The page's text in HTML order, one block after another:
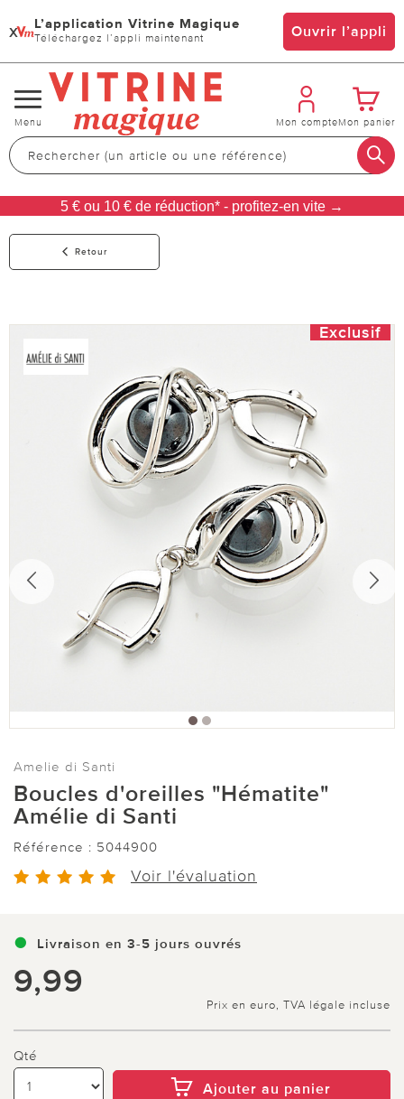
x L’application Vitrine Magique
Téléchargez l’appli maintenant Ouvrir l’appli
Changer
de
navigation
Menu Mon compteMon panier
5 € ou 10 € de réduction* - profitez-en vite →
Retour
Exclusif
Amelie di Santi
Boucles d'oreilles "Hématite"
Amélie di Santi
Référence : 5044900
Voir l'évaluation
Livraison en 3-5 jours ouvrés
9,99
Prix en euro, TVA légale incluse
Qté
Ajouter au panier